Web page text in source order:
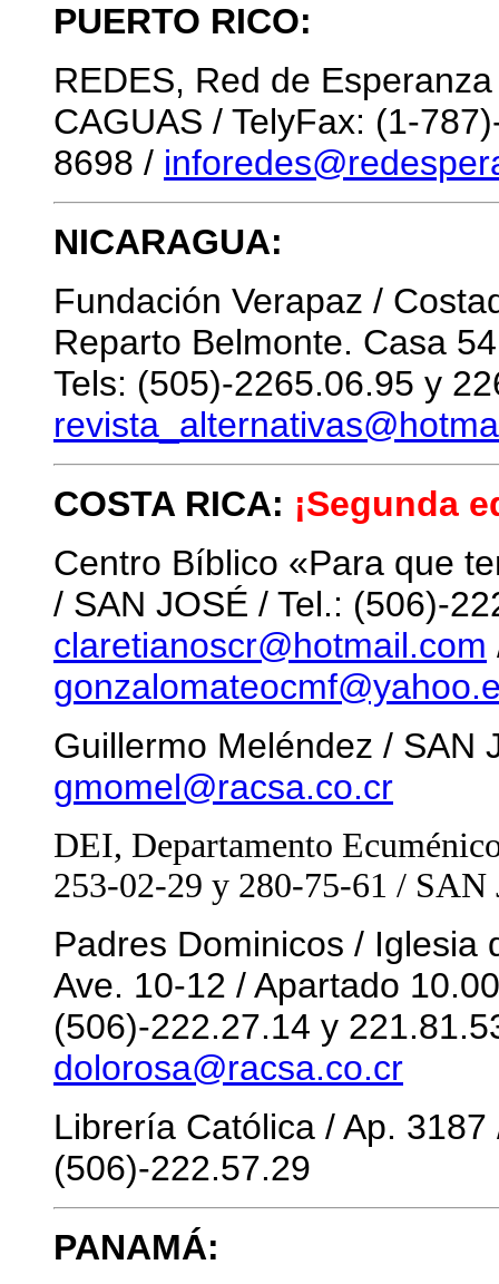
PUERTO RICO:
REDES, Red de
CAGUAS / TelyFax: (1-
8698 /
NICARAGUA:
Fundación Verapaz /
Reparto Belmonte. Casa
Tels: (505)-2265.06.95 y
COSTA RICA: ¡Segunda
Centro Bíblico «Para que
/ SAN JOSÉ / Tel.: (506)-
claretianoscr@hotmail.com
Guillermo Meléndez / SAN
gmomel@racsa.co.cr
DEI, Departamento
253-02-29 y 280-75-61 / SAN
Padres Dominicos / Iglesia
Ave. 10-12 / Apartado
(506)-222.27.14 y
dolorosa@racsa.co.cr
Librería Católica / Ap.
(506)-222.57.29
PANAMÁ: